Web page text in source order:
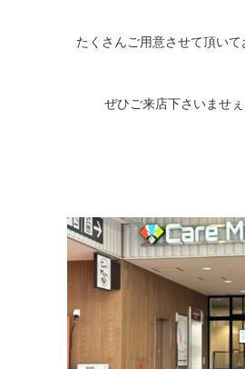
たくさんご用意させて頂いて
ぜひご来店下さいませぇ